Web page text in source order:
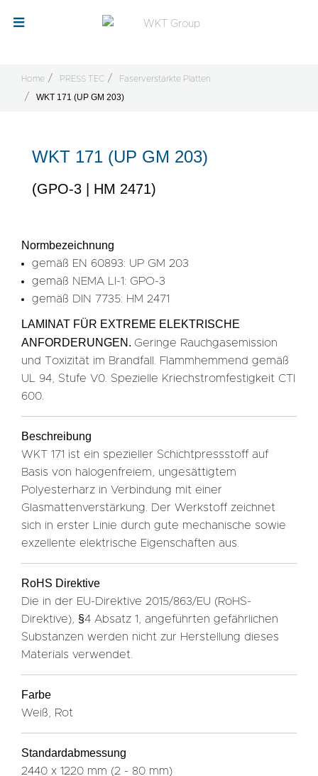
Home PRESS TEC Faserverstärkte Platten
WKT 171 (UP GM 203)
WKT 171 (UP GM 203)
(GPO-3 | HM 2471)
Normbezeichnung
gemäß EN 60893: UP GM 203
gemäß NEMA LI-1: GPO-3
gemäß DIN 7735: HM 2471
LAMINAT FÜR EXTREME ELEKTRISCHE
ANFORDERUNGEN. Geringe Rauchgasemission
und Toxizität im Brandfall. Flammhemmend gemäß
UL 94, Stufe V0. Spezielle Kriechstromfestigkeit CTI
600.
Beschreibung
WKT 171 ist ein spezieller Schichtpressstoff auf
Basis von halogenfreiem, ungesättigtem
Polyesterharz in Verbindung mit einer
Glasmattenverstärkung. Der Werkstoff zeichnet
sich in erster Linie durch gute mechanische sowie
exzellente elektrische Eigenschaften aus.
RoHS Direktive
Die in der EU-Direktive 2015/863/EU (RoHS-
Direktive), §4 Absatz 1, angeführten gefährlichen
Substanzen werden nicht zur Herstellung dieses
Materials verwendet.
Farbe
Weiß, Rot
Standardabmessung
2440 x 1220 mm (2 - 80 mm)